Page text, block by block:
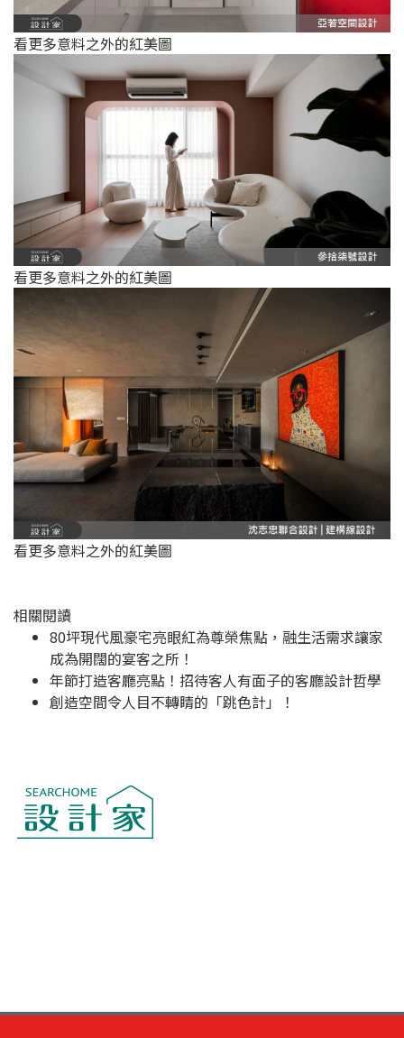
看更多意料之外的紅美圖
看更多意料之外的紅美圖
看更多意料之外的紅美圖
相關閱讀
80坪現代風豪宅亮眼紅為尊榮焦點，融生活需求讓家
成為開闊的宴客之所！
年節打造客廳亮點！招待客人有面子的客廳設計哲學
創造空間令人目不轉睛的「跳色計」！